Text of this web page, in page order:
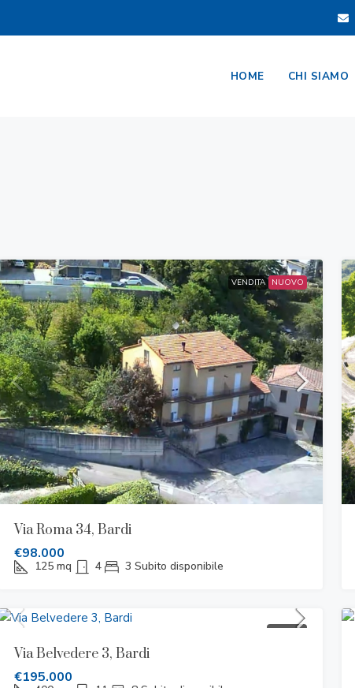
HOME CHI SIAMO
VENDITA NUOVO
Via Roma 34, Bardi
€98.000
125 mq 4 3 Subito disponibile
VENDITA
Via Belvedere 3, Bardi
€195.000